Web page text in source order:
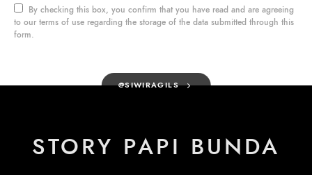
By checking this box, you confirm that you have read and are agreeing
to our terms of use regarding the storage of the data submitted through this
form.
@SIWIRAGILS
STORY PAPI BUNDA